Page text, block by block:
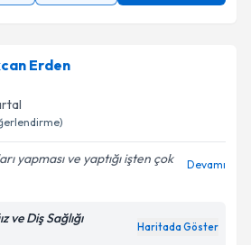
Erden
yapması ve yaptığı işten çok
Devamı
ve Diş Sağlığı
Haritada Göster